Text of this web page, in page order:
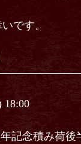
です。
18:00
記念積み荷後